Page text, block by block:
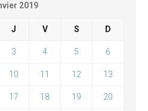
2019
J V S D
3 4 5 6
10 11 12 13
17 18 19 20